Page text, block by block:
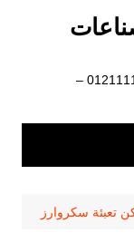
رائد الصناعات الهندسية 01211116954 – 01211116956 –
تعبئة سكروارز